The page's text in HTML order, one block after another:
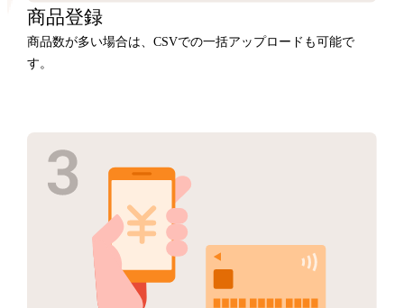
商品登録
商品数が多い場合は、CSVでの一括アップロードも可能で
す。